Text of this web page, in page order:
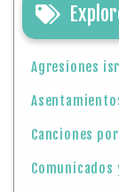
Agresiones
Canciones